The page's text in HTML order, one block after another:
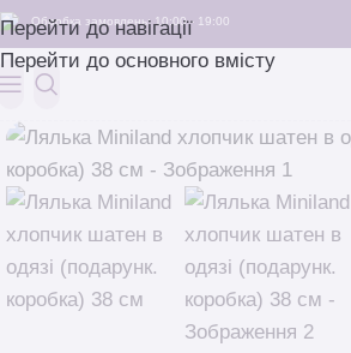
Перейти до навігації
Перейти до основного вмісту
Обробка замовлень: 10:00 - 19:00